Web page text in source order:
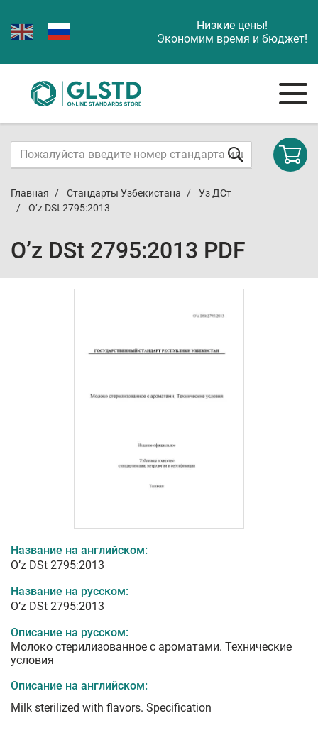
Низкие цены!
Экономим время и бюджет!
Главная Стандарты Узбекистана
Уз ДСт
O’z DSt 2795:2013
O’z DSt 2795:2013 PDF
Название на английском:
O’z DSt 2795:2013
Название на русском:
O’z DSt 2795:2013
Описание на русском:
Молоко стерилизованное с ароматами. Технические
условия
Описание на английском:
Milk sterilized with flavors. Specification